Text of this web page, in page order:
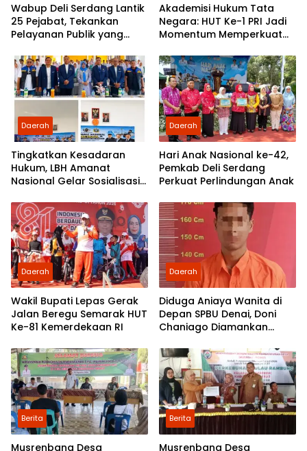
Wabup Deli Serdang Lantik
25 Pejabat, Tekankan
Pelayanan Publik yang
Akademisi Hukum Tata
Negara: HUT Ke-1 PRI Jadi
Momentum Memperkuat
Pengabdian kepada
Rakyat
Daerah
Tingkatkan Kesadaran
Hukum, LBH Amanat
Nasional Gelar Sosialisasi
Morawa
Daerah
Hari Anak Nasional ke-42,
Pemkab Deli Serdang
Perkuat Perlindungan Anak
Daerah
Wakil Bupati Lepas Gerak
Jalan Beregu Semarak HUT
Ke-81 Kemerdekaan RI
Daerah
Diduga Aniaya Wanita di
Depan SPBU Denai, Doni
Chaniago Diamankan
Berita
Musrenbang Desa
Berita
Musrenbang Desa